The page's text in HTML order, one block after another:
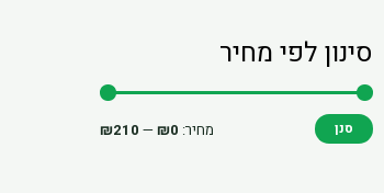
סינון לפי מחיר
סנן מחיר: ₪0
—
₪210
חיפוש